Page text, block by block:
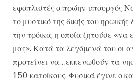
εφοπλιστές ο πρώην υπουργός
το μυστικό της δικής του
την τρόικα, η οποία ζητούσε
μας». Κατά τα λεγόμενά του οι
προτείνει να…εκκενωθούν τα
150 κατοίκους. Φυσικά έγινε ο